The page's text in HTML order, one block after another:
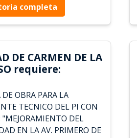
completa
DE CARMEN DE LA
requiere:
OBRA PARA LA
TECNICO DEL PI CON
DEL
EN LA AV. PRIMERO DE